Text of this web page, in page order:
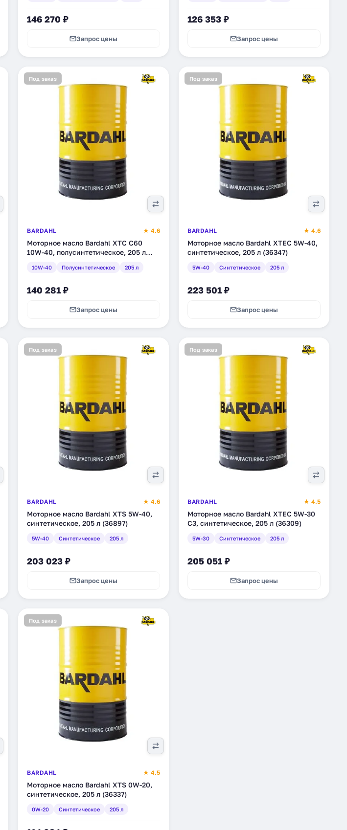
146 270 ₽
Запрос цены
126 353 ₽
Запрос цены
Под заказ
BARDAHL ★ 4.6
Моторное масло Bardahl XTC C60
10W-40, полусинтетическое, 205 л
10W-40 Полусинтетическое 205 л
140 281 ₽
Запрос цены
Под заказ
BARDAHL ★ 4.6
Моторное масло Bardahl XTEC 5W-40,
синтетическое, 205 л (36347)
5W-40 Синтетическое 205 л
223 501 ₽
Запрос цены
Под заказ
BARDAHL ★ 4.6
Моторное масло Bardahl XTS 5W-40,
синтетическое, 205 л (36897)
5W-40 Синтетическое 205 л
203 023 ₽
Запрос цены
Под заказ
BARDAHL ★ 4.5
Моторное масло Bardahl XTEC 5W-30
C3, синтетическое, 205 л (36309)
5W-30 Синтетическое 205 л
205 051 ₽
Запрос цены
Под заказ
BARDAHL ★ 4.5
Моторное масло Bardahl XTS 0W-20,
синтетическое, 205 л (36337)
0W-20 Синтетическое 205 л